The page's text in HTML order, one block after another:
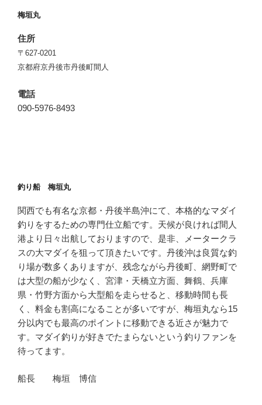
梅垣丸
住所
〒627-0201
京都府京丹後市丹後町間人
電話
090-5976-8493
釣り船 梅垣丸
関西でも有名な京都・丹後半島沖にて、本格的なマダイ
釣りをするための専門仕立船です。天候が良ければ間人
港より日々出航しておりますので、是非、メータークラ
スの大マダイを狙って頂きたいです。丹後沖は良質な釣
り場が数多くありますが、残念ながら丹後町、網野町で
は大型の船が少なく、宮津・天橋立方面、舞鶴、兵庫
県・竹野方面から大型船を走らせると、移動時間も長
く、料金も割高になることが多いですが、梅垣丸なら15
分以内でも最高のポイントに移動できる近さが魅力で
す。マダイ釣りが好きでたまらないという釣りファンを
待ってます。
船長 梅垣 博信